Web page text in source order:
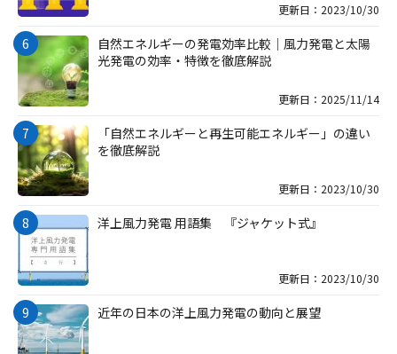
更新日：2023/10/30
自然エネルギーの発電効率比較｜風力発電と太陽
光発電の効率・特徴を徹底解説
更新日：2025/11/14
「自然エネルギーと再生可能エネルギー」の違い
を徹底解説
更新日：2023/10/30
洋上風力発電 用語集 『ジャケット式』
更新日：2023/10/30
近年の日本の洋上風力発電の動向と展望